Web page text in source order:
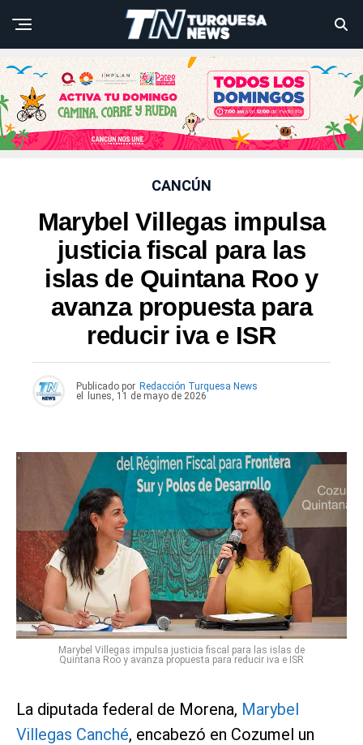
CANCÚN
Marybel Villegas impulsa
justicia fiscal para las
islas de Quintana Roo y
avanza propuesta para
reducir iva e ISR
Publicado por Redacción Turquesa News
el
lunes, 11 de mayo de 2026
Marybel Villegas impulsa justicia fiscal para las islas de
Quintana Roo y avanza propuesta para reducir iva e ISR
La diputada federal de Morena, Marybel
Villegas Canché, encabezó en Cozumel un